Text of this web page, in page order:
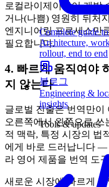
Complete guide
Architecture,
rollout, end to end
블로그
Engineering &
insights
Tools & updates
로컬라이제이션이 개발
거나(나쁨) 영원히 뒤처
엔지니어링 프로세스만
필요합니다.
4. 빠르게 움직여야
지 않는다
글로벌 진출은 번역만이
오른쪽에서 왼쪽으로
적 맥락, 특정 시장의 법
에게 바로 드러납니다 —
라 영어 제품을 번역 도
새로운 시장에 빠르게